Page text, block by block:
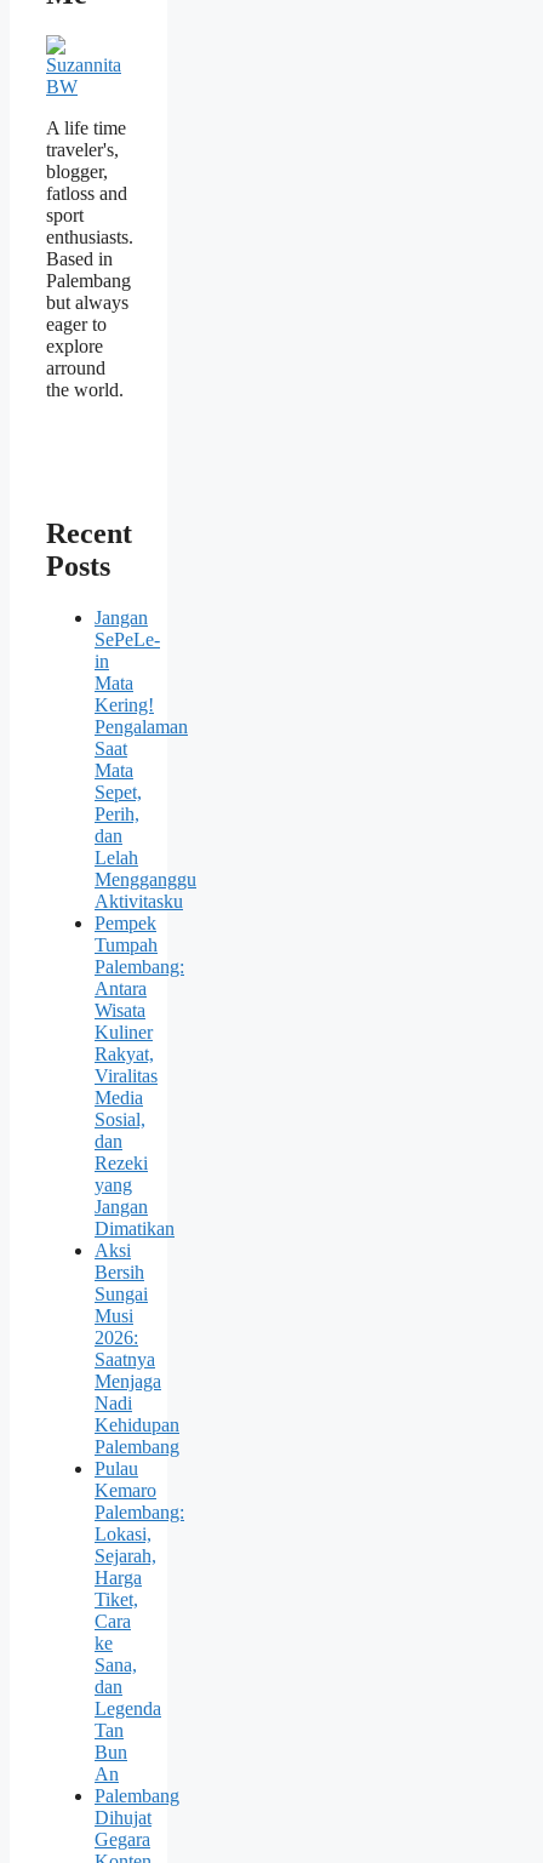
A life time
traveler's,
blogger,
fatloss and
sport
enthusiasts.
Based in
Palembang
but always
eager to
explore
arround
the world.
Recent
Posts
Jangan
SePeLe-
in
Mata
Kering!
Pengalaman
Saat
Mata
Sepet,
Perih,
dan
Lelah
Mengganggu
Aktivitasku
Pempek
Tumpah
Palembang:
Antara
Wisata
Kuliner
Rakyat,
Viralitas
Media
Sosial,
dan
Rezeki
yang
Jangan
Dimatikan
Aksi
Bersih
Sungai
Musi
2026:
Saatnya
Menjaga
Nadi
Kehidupan
Palembang
Pulau
Kemaro
Palembang:
Lokasi,
Sejarah,
Harga
Tiket,
Cara
ke
Sana,
dan
Legenda
Tan
Bun
An
Palembang
Dihujat
Gegara